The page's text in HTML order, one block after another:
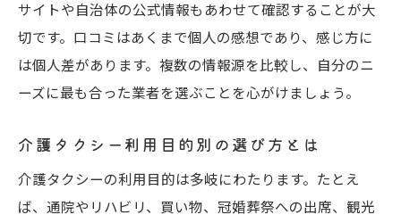
サイトや自治体の公式情報もあわせて確認することが大
切です。口コミはあくまで個人の感想であり、感じ方に
は個人差があります。複数の情報源を比較し、自分のニ
ーズに最も合った業者を選ぶことを心がけましょう。
介護タクシー利用目的別の選び方とは
介護タクシーの利用目的は多岐にわたります。たとえ
ば、通院やリハビリ、買い物、冠婚葬祭への出席、観光